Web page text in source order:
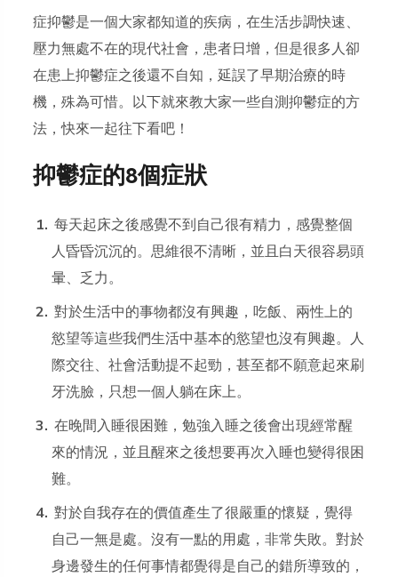
症抑鬱是一個大家都知道的疾病 ，在生活步調快速、
壓力無處不在的現代社會，患者日增，但是很多人卻
在患上抑鬱症之後還不自知，延誤了早期治療的時
機，殊為可惜。以下就來教大家一些自測抑鬱症的方
法，快來一起往下看吧！
抑鬱症的8個症狀
每天起床之後感覺不到自己很有精力，感覺整個
人昏昏沉沉的。思維很不清晰，並且白天很容易頭
暈、乏力。
對於生活中的事物都沒有興趣，吃飯、兩性上的
慾望等這些我們生活中基本的慾望也沒有興趣。人
際交往、社會活動提不起勁，甚至都不願意起來刷
牙洗臉，只想一個人躺在床上。
在晚間入睡很困難，勉強入睡之後會出現經常醒
來的情況，並且醒來之後想要再次入睡也變得很困
難。
對於自我存在的價值產生了很嚴重的懷疑，覺得
自己一無是處。沒有一點的用處，非常失敗。對於
身邊發生的任何事情都覺得是自己的錯所導致的，